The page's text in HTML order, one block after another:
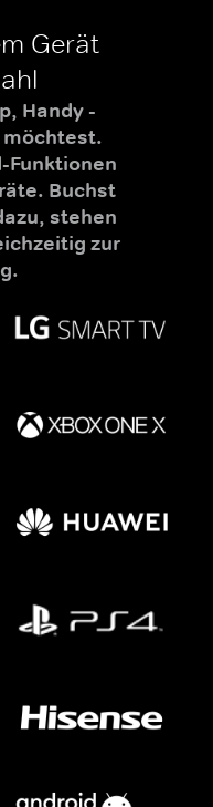
Gerät
Handy -
Funktionen
Buchst
stehen
zur